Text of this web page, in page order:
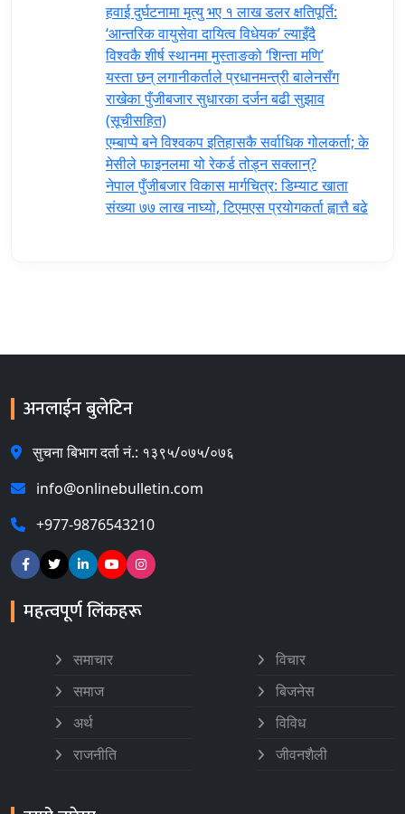
हवाई दुर्घटनामा मृत्यु भए १ लाख डलर क्षतिपूर्ति:
‘आन्तरिक वायुसेवा दायित्व विधेयक’ ल्याइँदै
विश्वकै शीर्ष स्थानमा मुस्ताङको ‘शिन्ता मणि’
यस्ता छन् लगानीकर्ताले प्रधानमन्त्री ‍बालेनसँग
राखेका पुँजीबजार सुधारका दर्जन बढी सुझाव
(सूचीसहित)
एम्बाप्पे बने विश्वकप इतिहासकै सर्वाधिक गोलकर्ता; के
मेसीले फाइनलमा यो रेकर्ड तोड्न सक्लान्?
नेपाल पुँजीबजार विकास मार्गचित्र: डिम्याट खाता
संख्या ७७ लाख नाघ्यो, टिएमएस प्रयोगकर्ता ह्वात्तै बढे
अनलाईन बुलेटिन
सुचना बिभाग दर्ता नं.: १३९५/०७५/०७६
info@onlinebulletin.com
+977-9876543210
महत्वपूर्ण लिंकहरू
समाचार
समाज
अर्थ
राजनीति
विचार
बिजनेस
विविध
जीवनशैली